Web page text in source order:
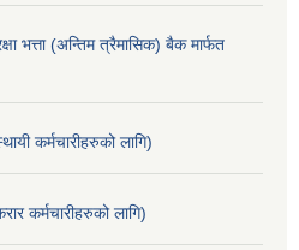
भत्ता (अन्तिम त्रैमासिक) बैक मार्फत
कर्मचारीहरुको लागि)
कर्मचारीहरुको लागि)